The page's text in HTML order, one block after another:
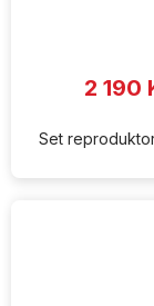
2 190
Set